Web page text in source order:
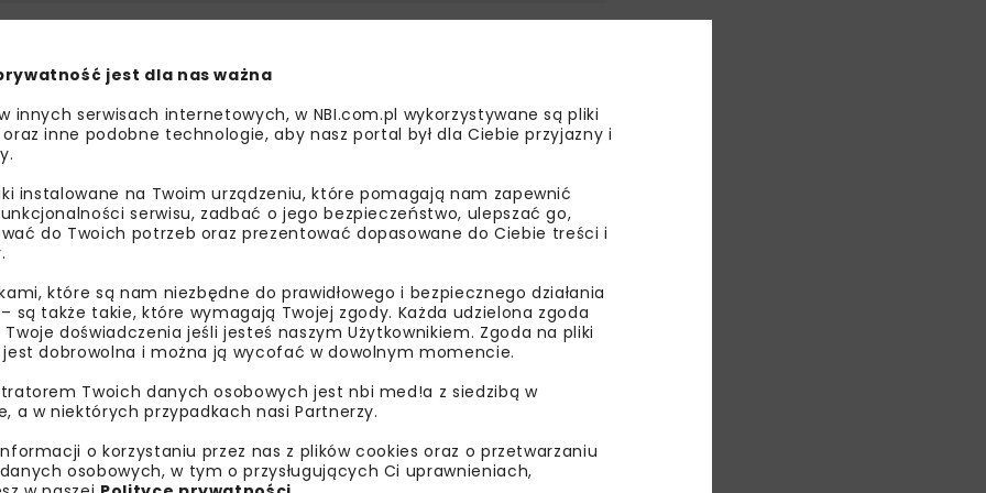
na odcinku Siedlec Duży –
zmodernizowanego odcinka dawnej gierkówki. To kolejny
do obowiązujących standardów technicznych, w tym nośności 11,5
DK91
jest dla nas ważna
innych serwisach internetowych, w NBI.com.pl wykorzystywane są pliki
inne podobne technologie, aby nasz portal był dla Ciebie przyjazny i
instalowane na Twoim urządzeniu, które pomagają nam zapewnić
serwisu, zadbać o jego bezpieczeństwo, ulepszać go,
do Twoich potrzeb oraz prezentować dopasowane do Ciebie treści i
które są nam niezbędne do prawidłowego i bezpiecznego działania
są także takie, które wymagają Twojej zgody. Każda udzielona zgoda
doświadczenia jeśli jesteś naszym Użytkownikiem. Zgoda na pliki
dobrowolna i można ją wycofać w dowolnym momencie.
Twoich danych osobowych jest nbi med!a z siedzibą w
a w niektórych przypadkach nasi Partnerzy.
o korzystaniu przez nas z plików cookies oraz o przetwarzaniu
osobowych, w tym o przysługujących Ci uprawnieniach,